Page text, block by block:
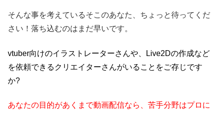
そんな事を考えているそこのあなた、ちょっと待ってくだ
さい！落ち込むのはまだ早いです。
vtuber向けのイラストレーターさんや、Live2Dの作成など
を依頼できるクリエイターさんがいることをご存じです
か?
あなたの目的があくまで動画配信なら、苦手分野はプロに